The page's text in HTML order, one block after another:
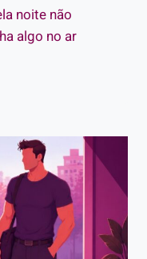
noite não
algo no ar